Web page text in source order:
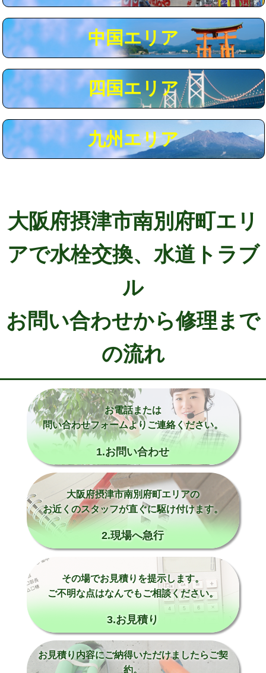
追加人工 16,500円
現場見積
※給水管工事は20mmまでの価格です。
中国エリア
四国エリア
九州エリア
大阪府摂津市南別府町エリ
アで水栓交換、水道トラブ
ル
お問い合わせから修理まで
の流れ
お電話または
問い合わせフォームよりご連絡ください。
1.お問い合わせ
大阪府摂津市南別府町エリアの
お近くのスタッフが直ぐに駆け付けます。
2.現場へ急行
その場でお見積りを提示します。
ご不明な点はなんでもご相談ください。
3.お見積り
お見積り内容にご納得いただけましたらご契
約。